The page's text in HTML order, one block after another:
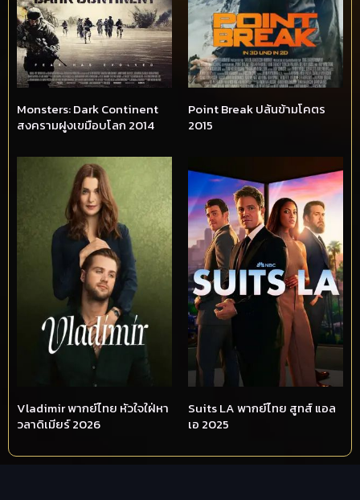
Monsters: Dark Continent
สงครามฝูงเขมือบโลก 2014
Point Break ปล้นข้ามโคตร
2015
Vladimir พากย์ไทย หัวใจใฝ่หา
วลาดิเมียร์ 2026
Suits LA พากย์ไทย สูทส์ แอล
เอ 2025